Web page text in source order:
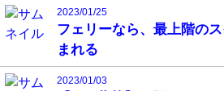
2023/01/25
フェリーなら、最上階の
まれる
2023/01/03